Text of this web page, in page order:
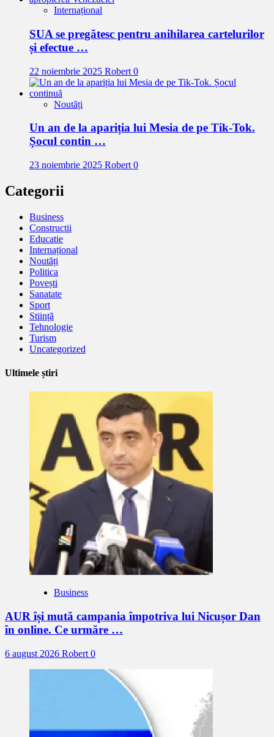
Internațional
SUA se pregătesc pentru anihilarea cartelurilor
și efectue …
22 noiembrie 2025 Robert 0
Noutăți
Un an de la apariția lui Mesia de pe Tik-Tok.
Șocul contin …
23 noiembrie 2025 Robert 0
Categorii
Business
Constructii
Educatie
Internațional
Noutăți
Politica
Povești
Sanatate
Sport
Stiință
Tehnologie
Turism
Uncategorized
Ultimele știri
Business
AUR își mută campania împotriva lui Nicușor Dan
în online. Ce urmăre …
6 august 2026 Robert 0